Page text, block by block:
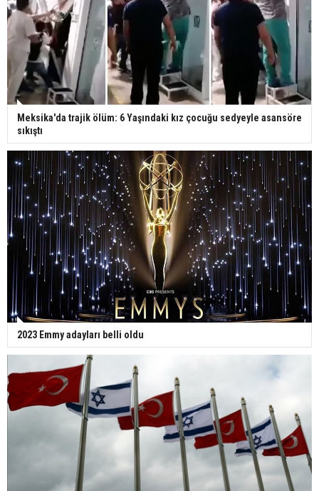
Meksika'da trajik ölüm: 6 Yaşındaki kız çocuğu sedyeyle asansöre
sıkıştı
2023 Emmy adayları belli oldu